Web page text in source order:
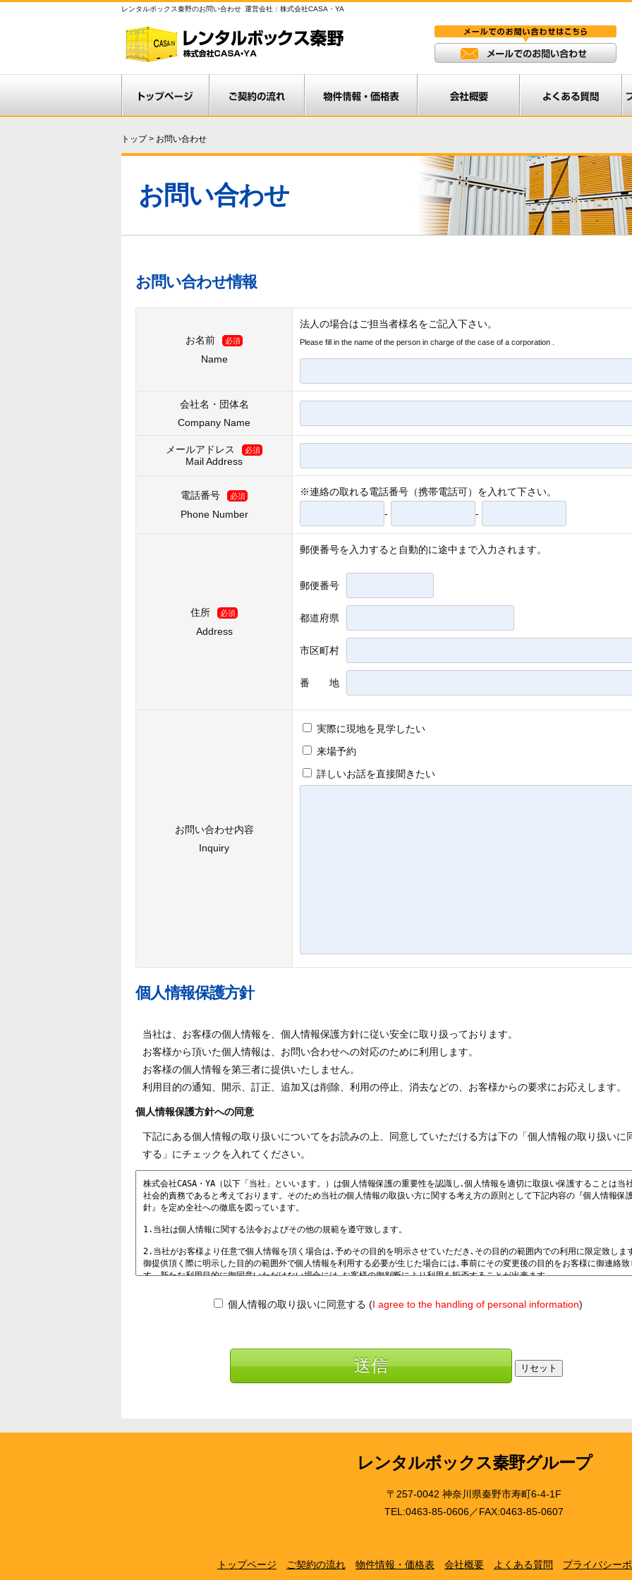
レンタルボックス秦野のお問い合わせ 運営会社：株式会社CASA・YA
トップ> お問い合わせ
お問い合わせ
お問い合わせ情報
お名前 必須
Name
法人の場合はご担当者様名をご記入下さい。
Please fill in the name of the person in charge of the case of a corporation .
会社名・団体名
Company Name
メールアドレス 必須
Mail Address
電話番号 必須
Phone Number
※連絡の取れる電話番号（携帯電話可）を入れて下さい。
-
-
住所 必須
Address
郵便番号を入力すると自動的に途中まで入力されます。
郵便番号
都道府県
市区町村
番 地
お問い合わせ内容
Inquiry
実際に現地を見学したい
来場予約
詳しいお話を直接聞きたい
個人情報保護方針
当社は、お客様の個人情報を、個人情報保護方針に従い安全に取り扱っております。
お客様から頂いた個人情報は、お問い合わせへの対応のために利用します。
お客様の個人情報を第三者に提供いたしません。
利用目的の通知、開示、訂正、追加又は削除、利用の停止、消去などの、お客様からの要求にお応えします。
個人情報保護方針への同意
下記にある個人情報の取り扱いについてをお読みの上、同意していただける方は下の「個人情報の取り扱いに
する」にチェックを入れてください。
個人情報の取り扱いに同意する (I agree to the handling of personal information)
送信 リセット
レンタルボックス秦野グループ
〒257-0042 神奈川県秦野市寿町6-4-1F
TEL:0463-85-0606／FAX:0463-85-0607
トップページ ご契約の流れ 物件情報・価格表 会社概要 よくある質問 プライバシー